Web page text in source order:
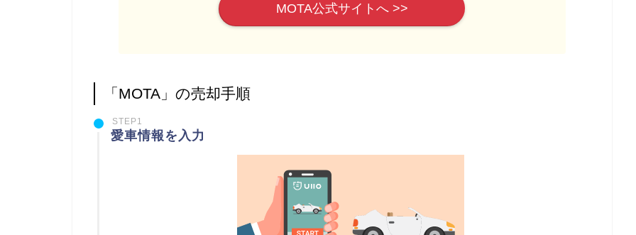
MOTA公式サイトへ >>
「MOTA」の売却手順
STEP1
愛車情報を入力